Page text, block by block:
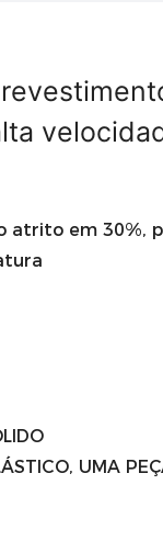
atrito em 30%,
UMA